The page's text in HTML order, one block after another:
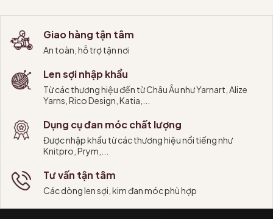
Giao hàng tận tâm
An toàn, hỗ trợ tận nơi
Len sợi nhập khẩu
Từ các thương hiệu đến từ Châu Âu như Yarnart, Alize
Yarns, Rico Design, Katia,...
Dụng cụ đan móc chất lượng
Được nhập khẩu từ các thương hiệu nổi tiếng như
Knitpro, Prym,...
Tư vấn tận tâm
Các dòng len sợi, kim đan móc phù hợp